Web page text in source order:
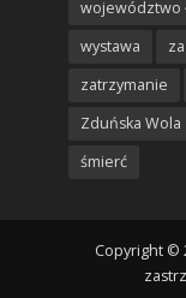
województwo
wystawa
zatrzymanie
Zduńska Wola
śmierć
Copyright ©